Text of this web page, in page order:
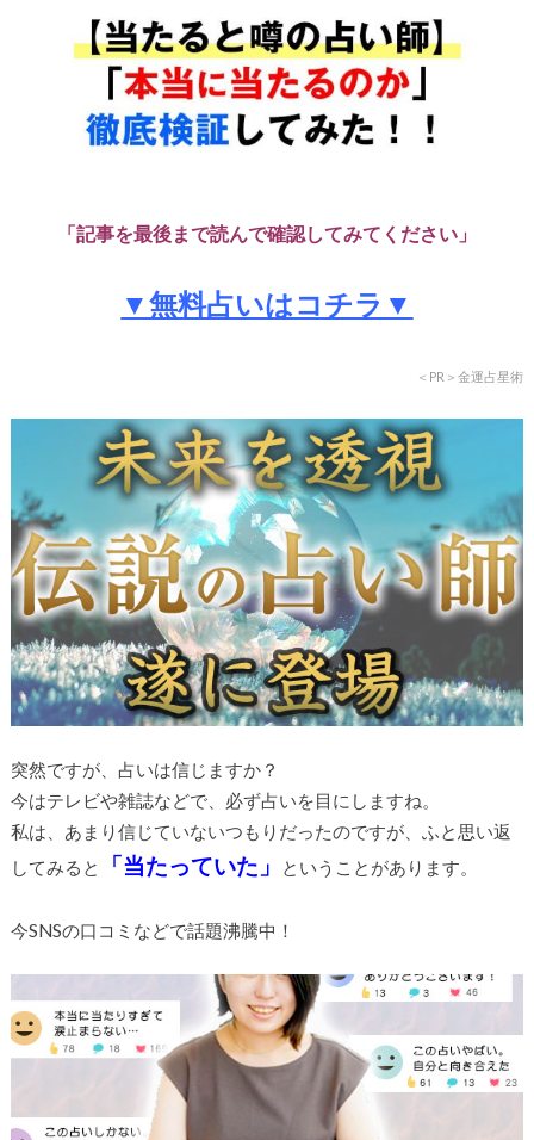
「記事を最後まで読んで確認してみてください」
▼無料占いはコチラ▼
＜PR＞金運占星術
突然ですが、占いは信じますか？
今はテレビや雑誌などで、必ず占いを目にしますね。
私は、あまり信じていないつもりだったのですが、ふと思い返
してみると
「当たっていた」 ということがあります。
今SNSの口コミなどで話題沸騰中！